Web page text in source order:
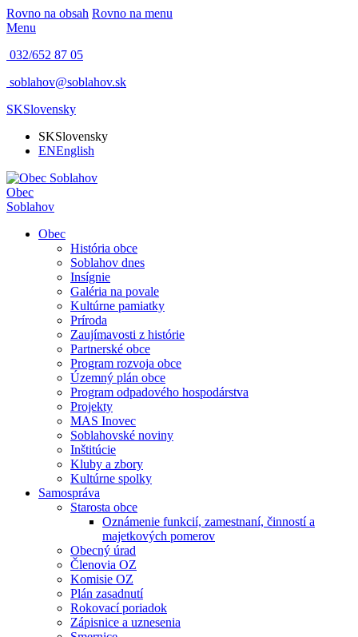
Rovno na obsah Rovno na menu
Menu
032/652 87 05
soblahov@soblahov.sk
SKSlovensky
SKSlovensky
ENEnglish
Obec
Soblahov
Obec
História obce
Soblahov dnes
Insígnie
Galéria na povale
Kultúrne pamiatky
Príroda
Zaujímavosti z histórie
Partnerské obce
Program rozvoja obce
Územný plán obce
Program odpadového hospodárstva
Projekty
MAS Inovec
Soblahovské noviny
Inštitúcie
Kluby a zbory
Kultúrne spolky
Samospráva
Starosta obce
Oznámenie funkcií, zamestnaní, činností a
majetkových pomerov
Obecný úrad
Členovia OZ
Komisie OZ
Plán zasadnutí
Rokovací poriadok
Zápisnice a uznesenia